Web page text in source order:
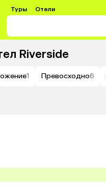
Туры Отели
Riverside
1 Превосходно6